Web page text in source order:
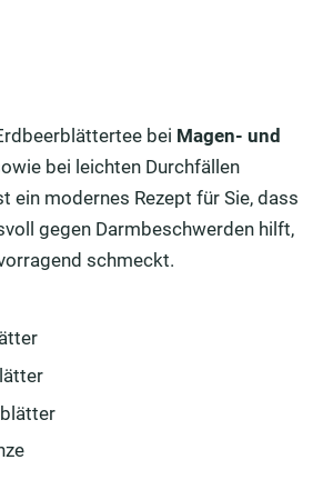
bei Magen- und
bei leichten Durchfällen
ein modernes Rezept für Sie, dass
gegen Darmbeschwerden hilft,
schmeckt.